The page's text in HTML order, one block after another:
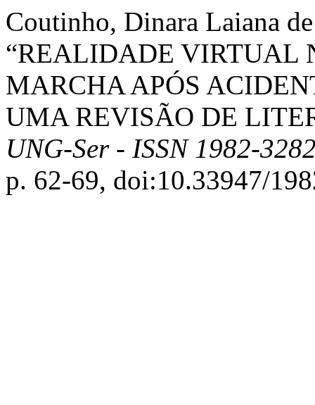
Coutinho, Dinara Laiana
“REALIDADE VIRTUAL
MARCHA APÓS
UMA REVISÃO DE
UNG-Ser - ISSN 1982-
p. 62-69, doi:10.33947/